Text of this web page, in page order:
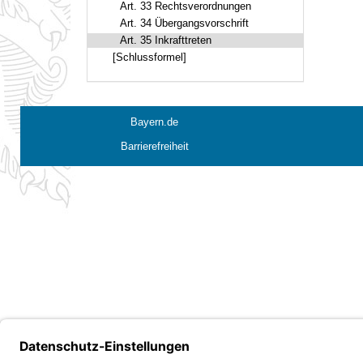
Art. 33 Rechtsverordnungen
Art. 34 Übergangsvorschrift
Art. 35 Inkrafttreten
[Schlussformel]
Bayern.de
Barrierefreiheit